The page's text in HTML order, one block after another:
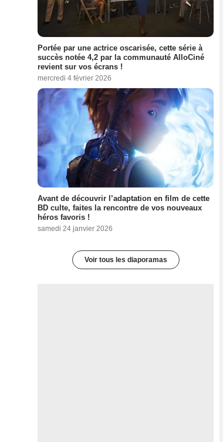
Portée par une actrice oscarisée, cette série à
succès notée 4,2 par la communauté AlloCiné
revient sur vos écrans !
mercredi 4 février 2026
Avant de découvrir l’adaptation en film de cette
BD culte, faites la rencontre de vos nouveaux
héros favoris !
samedi 24 janvier 2026
Voir tous les diaporamas